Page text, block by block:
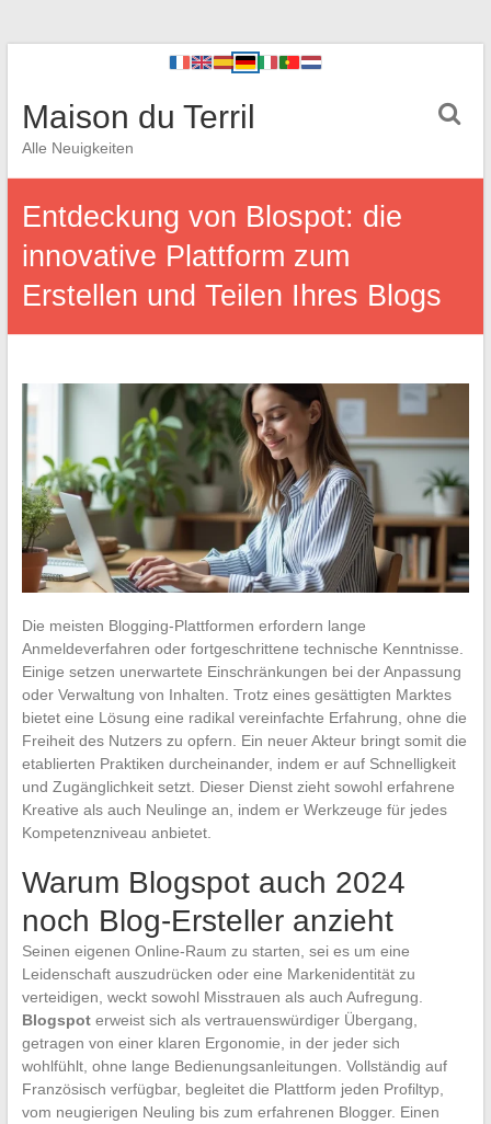
Maison du Terril
Alle Neuigkeiten
Entdeckung von Blospot: die
innovative Plattform zum
Erstellen und Teilen Ihres Blogs
Die meisten Blogging-Plattformen erfordern lange
Anmeldeverfahren oder fortgeschrittene technische Kenntnisse.
Einige setzen unerwartete Einschränkungen bei der Anpassung
oder Verwaltung von Inhalten. Trotz eines gesättigten Marktes
bietet eine Lösung eine radikal vereinfachte Erfahrung, ohne die
Freiheit des Nutzers zu opfern. Ein neuer Akteur bringt somit die
etablierten Praktiken durcheinander, indem er auf Schnelligkeit
und Zugänglichkeit setzt. Dieser Dienst zieht sowohl erfahrene
Kreative als auch Neulinge an, indem er Werkzeuge für jedes
Kompetenzniveau anbietet.
Warum Blogspot auch 2024
noch Blog-Ersteller anzieht
Seinen eigenen Online-Raum zu starten, sei es um eine
Leidenschaft auszudrücken oder eine Markenidentität zu
verteidigen, weckt sowohl Misstrauen als auch Aufregung.
Blogspoterweist sich als vertrauenswürdiger Übergang,
getragen von einer klaren Ergonomie, in der jeder sich
wohlfühlt, ohne lange Bedienungsanleitungen. Vollständig auf
Französisch verfügbar, begleitet die Plattform jeden Profiltyp,
vom neugierigen Neuling bis zum erfahrenen Blogger. Einen